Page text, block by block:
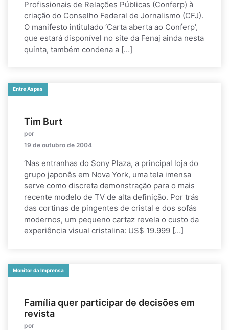
Profissionais de Relações Públicas (Conferp) à
criação do Conselho Federal de Jornalismo (CFJ).
O manifesto intitulado ‘Carta aberta ao Conferp’,
que estará disponível no site da Fenaj ainda nesta
quinta, também condena a […]
Entre Aspas
Tim Burt
por
19 de outubro de 2004
‘Nas entranhas do Sony Plaza, a principal loja do
grupo japonês em Nova York, uma tela imensa
serve como discreta demonstração para o mais
recente modelo de TV de alta definição. Por trás
das cortinas de pingentes de cristal e dos sofás
modernos, um pequeno cartaz revela o custo da
experiência visual cristalina: US$ 19.999 […]
Monitor da Imprensa
Família quer participar de decisões em
revista
por